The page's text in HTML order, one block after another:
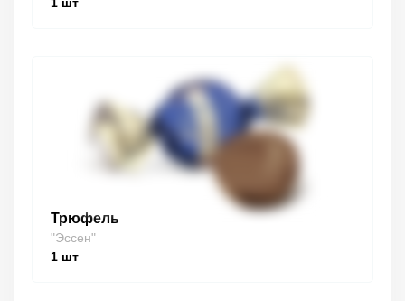
1 шт
Трюфель
"Эссен"
1 шт